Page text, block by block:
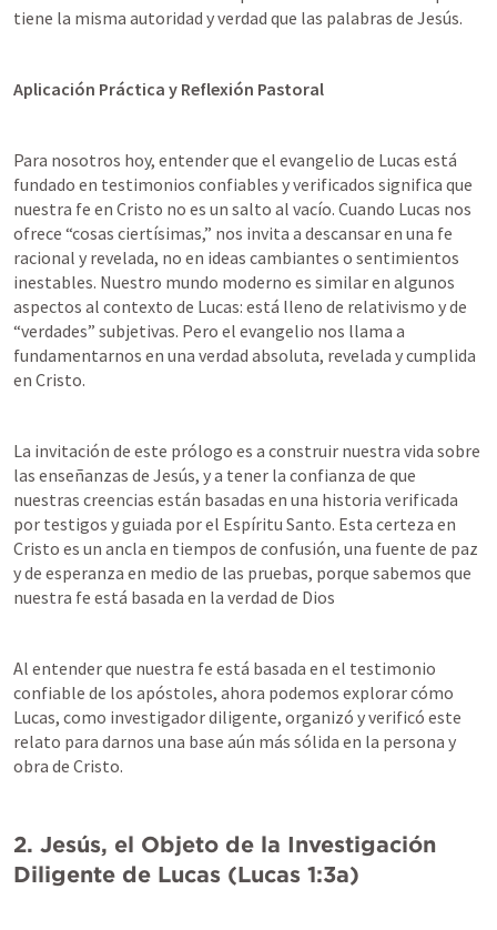
tiene la misma autoridad y verdad que las palabras de Jesús.
Aplicación Práctica y Reflexión Pastoral
Para nosotros hoy, entender que el evangelio de Lucas está
fundado en testimonios confiables y verificados significa que
nuestra fe en Cristo no es un salto al vacío. Cuando Lucas nos
ofrece “cosas ciertísimas,” nos invita a descansar en una fe
racional y revelada, no en ideas cambiantes o sentimientos
inestables. Nuestro mundo moderno es similar en algunos
aspectos al contexto de Lucas: está lleno de relativismo y de
“verdades” subjetivas. Pero el evangelio nos llama a
fundamentarnos en una verdad absoluta, revelada y cumplida
en Cristo.
La invitación de este prólogo es a construir nuestra vida sobre
las enseñanzas de Jesús, y a tener la confianza de que
nuestras creencias están basadas en una historia verificada
por testigos y guiada por el Espíritu Santo. Esta certeza en
Cristo es un ancla en tiempos de confusión, una fuente de paz
y de esperanza en medio de las pruebas, porque sabemos que
nuestra fe está basada en la verdad de Dios
Al entender que nuestra fe está basada en el testimonio
confiable de los apóstoles, ahora podemos explorar cómo
Lucas, como investigador diligente, organizó y verificó este
relato para darnos una base aún más sólida en la persona y
obra de Cristo.
2. Jesús, el Objeto de la Investigación
Diligente de Lucas (Lucas 1:3a)